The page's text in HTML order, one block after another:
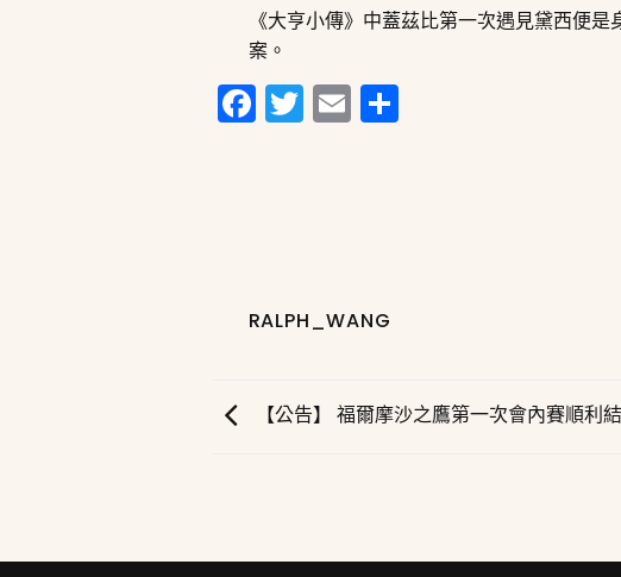
《大亨小傳》中蓋茲比第一次遇見黛西便
案。
Facebook
Twitter
Email
分
RALPH_WANG
【公告】 福爾摩沙之鷹第一次會內賽順利